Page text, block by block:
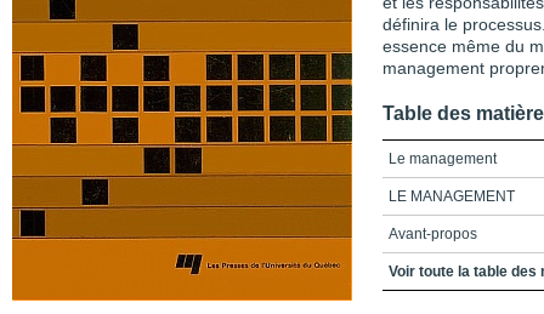
définira le
essence même du
management
Table des
Le management
LE MANAGEMENT
Avant-propos
Plan de l'ouvrage
Voir toute la table des